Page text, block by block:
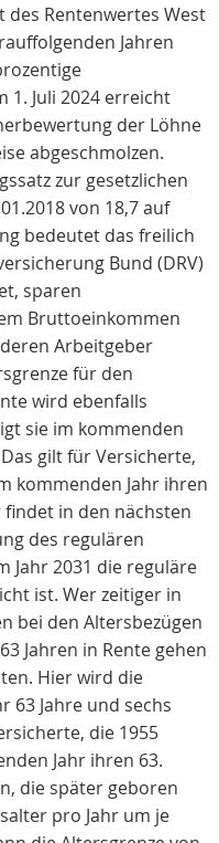
des Rentenwertes West
Jahren
1. Juli 2024 erreicht
der Löhne
abgeschmolzen.
zur gesetzlichen
von 18,7 auf
bedeutet das freilich
Bund (DRV)
sparen
Bruttoeinkommen
Arbeitgeber
für den
wird ebenfalls
sie im kommenden
gilt für Versicherte,
kommenden Jahr ihren
in den nächsten
des regulären
Jahr 2031 die reguläre
ist. Wer zeitiger in
bei den Altersbezügen
Jahren in Rente gehen
Hier wird die
63 Jahre und sechs
die 1955
Jahr ihren 63.
die später geboren
pro Jahr um je